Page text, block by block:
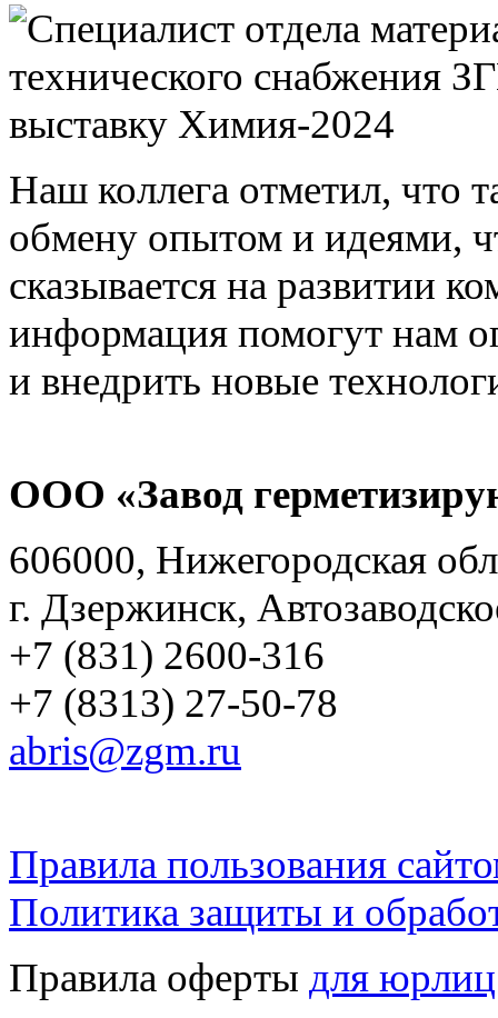
Наш коллега отметил, что
обмену опытом и идеями,
сказывается на развитии
информация помогут нам
и внедрить новые
ООО «Завод
606000, Нижегородская
г. Дзержинск,
+7 (831) 2600-316
+7 (8313) 27-50-78
abris@zgm.ru
Правила пользования
Политика защиты и
Правила оферты для